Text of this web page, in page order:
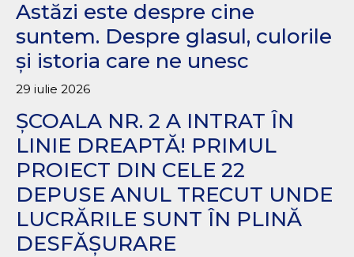
Astăzi este despre cine
suntem. Despre glasul, culorile
și istoria care ne unesc
29 iulie 2026
ȘCOALA NR. 2 A INTRAT ÎN
LINIE DREAPTĂ! PRIMUL
PROIECT DIN CELE 22
DEPUSE ANUL TRECUT UNDE
LUCRĂRILE SUNT ÎN PLINĂ
DESFĂȘURARE